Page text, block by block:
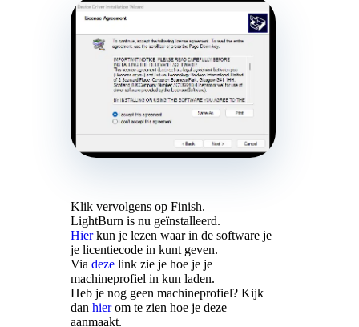
Klik vervolgens op Finish.
LightBurn is nu geïnstalleerd.
Hierkun je lezen waar in de software je
je licentiecode in kunt geven.
Via deze link zie je hoe je je
machineprofiel in kun laden.
Heb je nog geen machineprofiel? Kijk
dan hierom te zien hoe je deze
aanmaakt.